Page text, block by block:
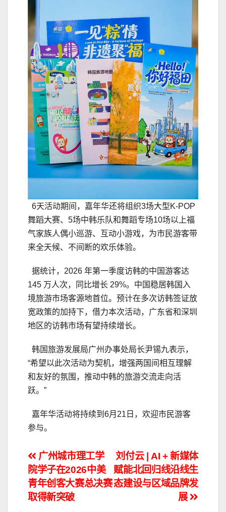
6天活动期间，嘉年华还将组织3场大型K-POP
舞蹈大赛、5场中韩乐队和舞蹈专场10场以上福
气家族人偶小巡游、互动小游戏，为市民游客带
来全天候、不间断的欢乐体验。
据统计，2026 年第一季度访韩的中国游客达
145 万人次，同比增长 29%。中国稳居韩国入
境旅游市场客源地首位。预计在多次访韩签证放
宽政策的加持下，借力本次活动，广东省和深圳
地区的访韩市场有望持续增长。
韩国旅游发展局广州办事处局长尹锡九表示，
“希望以此次活动为契机，增强两国间相互理解
和友好的氛围，推动中韩的旅游交流走向活
跃。”
嘉年华活动将持续到6月21日，欢迎市民游客
参与。
文
章
导
刘付云 | AI + 新媒体
赋能北回归线沿线生
态建设与区域品牌发
展
广州城市理工学
院学子在2026中美
青年创客大赛总决赛
取得新突破